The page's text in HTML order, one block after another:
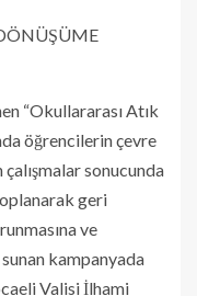
“Okullararası Atık
öğrencilerin çevre
sonucunda
geri
ve
kampanyada
Valisi İlhami